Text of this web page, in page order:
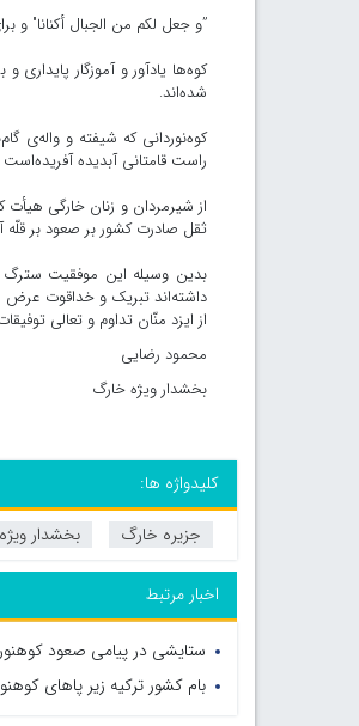
”و جعل لکم من الجبال أکنانا" و
کوه‌ها یادآور و آموزگار پایداری
شده‌اند.
کوه‌نوردانی که شیفته و واله‌ی
راست قامتانی آبدیده
از شیرمردان و زنان خارگی هیأت
ثقل صادرت کشور بر صعود بر قلّه
بدین وسیله این موفقیت سترگ
داشته‌اند تبریک و خداقوت عرض
از ایزد منّان تداوم و تعالی
محمود رضایی
بخشدار ویژه خارگ
کلیدواژه ها:
جزیره خارگ
بخشدار
اخبار مرتبط
ستایشی در پیامی صعود
بام کشور ترکیه زیر پاهای